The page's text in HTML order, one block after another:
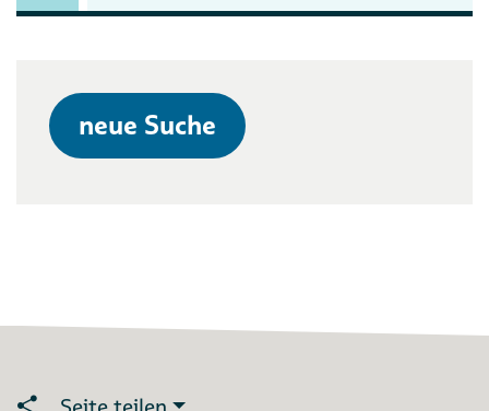
neue Suche